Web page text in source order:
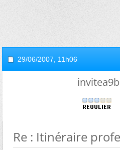
29/06/2007, 11h06
Re : Itinéraire